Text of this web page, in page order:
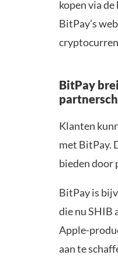
kopen via
BitPay’s
BitPay
Klanten
met BitPay.
bieden door
BitPay is
die nu SHIB
Apple-
aan te